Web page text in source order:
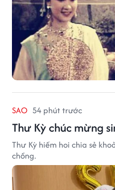
SAO 54 phút trước
Thư Kỳ chúc mừng
Thư Kỳ hiếm hoi chia sẻ
chồng.